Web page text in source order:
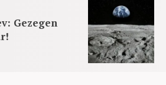
Gezegen